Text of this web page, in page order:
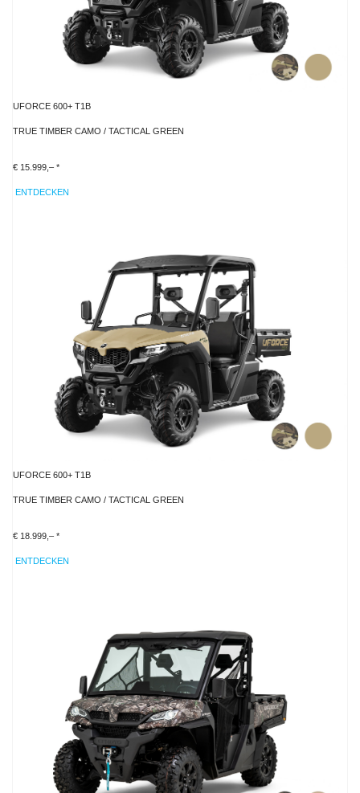
UFORCE 600+ T1B
TRUE TIMBER CAMO / TACTICAL GREEN
€ 15.999,– *
ENTDECKEN
UFORCE 600+ T1B
TRUE TIMBER CAMO / TACTICAL GREEN
€ 18.999,– *
ENTDECKEN